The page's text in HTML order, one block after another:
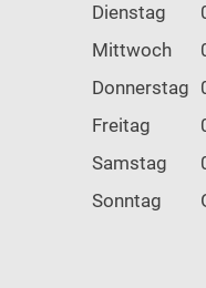
Dienstag
Mittwoch
Donnerstag
Freitag
Samstag
Sonntag